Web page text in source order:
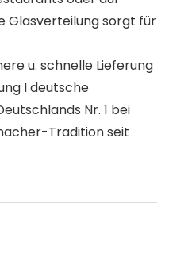
Glasverteilung sorgt für
u. schnelle Lieferung
I deutsche
Nr. 1 bei
Tradition seit